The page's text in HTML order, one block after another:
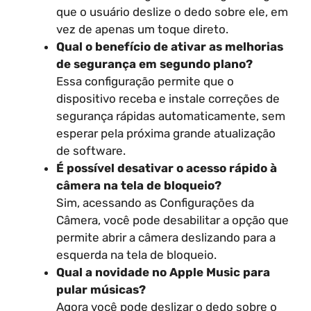
que o usuário deslize o dedo sobre ele, em
vez de apenas um toque direto.
Qual o benefício de ativar as melhorias
de segurança em segundo plano?
Essa configuração permite que o
dispositivo receba e instale correções de
segurança rápidas automaticamente, sem
esperar pela próxima grande atualização
de software.
É possível desativar o acesso rápido à
câmera na tela de bloqueio?
Sim, acessando as Configurações da
Câmera, você pode desabilitar a opção que
permite abrir a câmera deslizando para a
esquerda na tela de bloqueio.
Qual a novidade no Apple Music para
pular músicas?
Agora você pode deslizar o dedo sobre o